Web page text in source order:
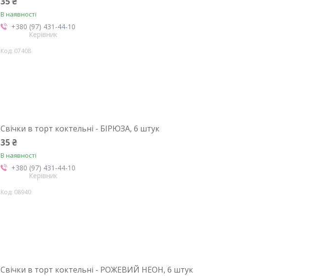
В наявності
+380 (97) 431-44-10
Керівник
07408
Свічки в торт коктельні - БІРЮЗА, 6 штук
35 ₴
В наявності
+380 (97) 431-44-10
Керівник
08940
Свічки в торт коктельні - РОЖЕВИЙ НЕОН, 6 штук